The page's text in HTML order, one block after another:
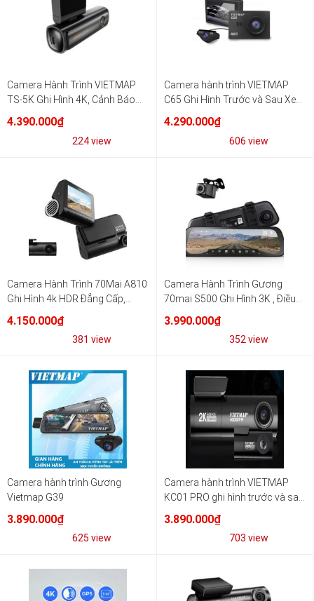
Camera Hành Trình VIETMAP
TS-5K Ghi Hình 4K, Cảnh Báo
Giao Thông
4.390.000₫
224 view
Camera hành trình VIETMAP
C65 Ghi Hình Trước và Sau Xe
Ultra HD 4K | WIFI GPS
4.290.000₫
606 view
Camera Hành Trình 70Mai A810
Ghi Hình 4k HDR Đẳng Cấp,
4.150.000₫
381 view
Camera Hành Trình Gương
70mai S500 Ghi Hình 3K , Điều
3.990.000₫
352 view
Camera hành trình Gương
Vietmap G39
3.890.000₫
625 view
Camera hành trình VIETMAP
KC01 PRO ghi hình trước và sau
3.890.000₫
703 view